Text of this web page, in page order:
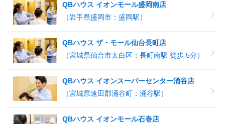
QBハウス イオンモール盛岡南店
（岩手県盛岡市：盛岡駅）
QBハウス ザ・モール仙台長町店
（宮城県仙台市太白区：長町南駅 徒歩 5分）
QBハウス イオンスーパーセンター涌谷店
（宮城県遠田郡涌谷町：涌谷駅）
QBハウス イオンモール石巻店